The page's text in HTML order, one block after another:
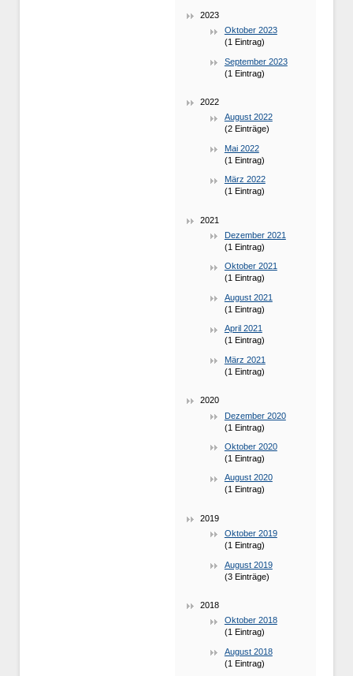
2023
Oktober 2023
(1 Eintrag)
September 2023
(1 Eintrag)
2022
August 2022
(2 Einträge)
Mai 2022
(1 Eintrag)
März 2022
(1 Eintrag)
2021
Dezember 2021
(1 Eintrag)
Oktober 2021
(1 Eintrag)
August 2021
(1 Eintrag)
April 2021
(1 Eintrag)
März 2021
(1 Eintrag)
2020
Dezember 2020
(1 Eintrag)
Oktober 2020
(1 Eintrag)
August 2020
(1 Eintrag)
2019
Oktober 2019
(1 Eintrag)
August 2019
(3 Einträge)
2018
Oktober 2018
(1 Eintrag)
August 2018
(1 Eintrag)